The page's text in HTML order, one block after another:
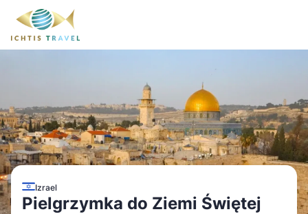
Izrael
Pielgrzymka do Ziemi Świętej